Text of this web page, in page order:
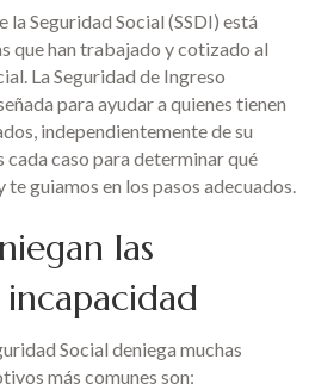
la Seguridad Social (SSDI) está
que han trabajado y cotizado al
La Seguridad de Ingreso
para ayudar a quienes tienen
independientemente de su
caso para determinar qué
guiamos en los pasos adecuados.
las
Social deniega muchas
más comunes son: